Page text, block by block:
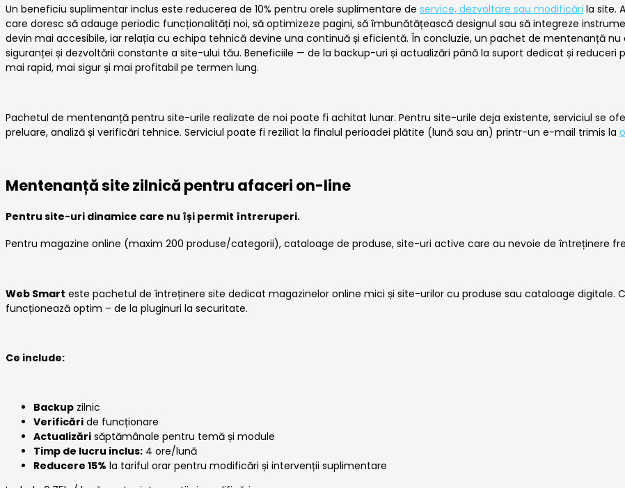
Un beneficiu suplimentar inclus este reducerea de 10% pentru orele suplimentare de service, dezvoltare sau modificări la site.
care doresc să adauge periodic funcționalități noi, să optimizeze pagini, să îmbunătățească designul sau să integreze
devin mai accesibile, iar relația cu echipa tehnică devine una continuă și eficientă. În concluzie, un pachet de mentenanță
siguranței și dezvoltării constante a site-ului tău. Beneficiile — de la backup-uri și actualizări până la suport dedicat și
mai rapid, mai sigur și mai profitabil pe termen lung.
Pachetul de mentenanță pentru site-urile realizate de noi poate fi achitat lunar. Pentru site-urile deja existente, serviciul se
preluare, analiză și verificări tehnice. Serviciul poate fi reziliat la finalul perioadei plătite (lună sau an) printr-un e-mail trimis la
Mentenanță site zilnică pentru afaceri on-line
Pentru site-uri dinamice care nu își permit întreruperi.
Pentru magazine online (maxim 200 produse/categorii), cataloage de produse, site-uri active care au nevoie de întreținere
Web Smart este pachetul de întreținere site dedicat magazinelor online mici și site-urilor cu produse sau cataloage digitale.
funcționează optim – de la pluginuri la securitate.
Ce include:
Backup zilnic
Verificări de funcționare
Actualizări săptămânale pentru temă și module
Timp de lucru inclus: 4 ore/lună
Reducere 15% la tariful orar pentru modificări și intervenții suplimentare